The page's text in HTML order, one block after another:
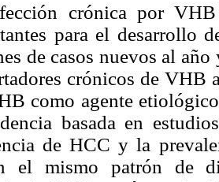
crónica por
para el desarrollo
de casos nuevos al
crónicos de VHB
como agente
basada en
de HCC y la
el mismo patrón de